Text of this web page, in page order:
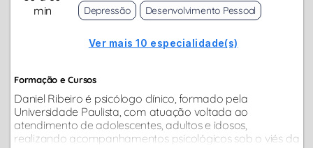
min
Depressão
Desenvolvimento Pessoal
Ver mais 10 especialidade(s)
Formação e Cursos
Daniel Ribeiro é psicólogo clínico, formado pela
Universidade Paulista, com atuação voltada ao
atendimento de adolescentes, adultos e idosos,
realizando acompanhamentos psicológicos sob o viés da